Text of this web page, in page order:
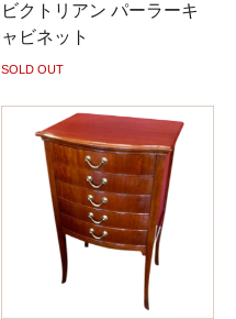
ビクトリアン パーラーキ
ャビネット
SOLD OUT